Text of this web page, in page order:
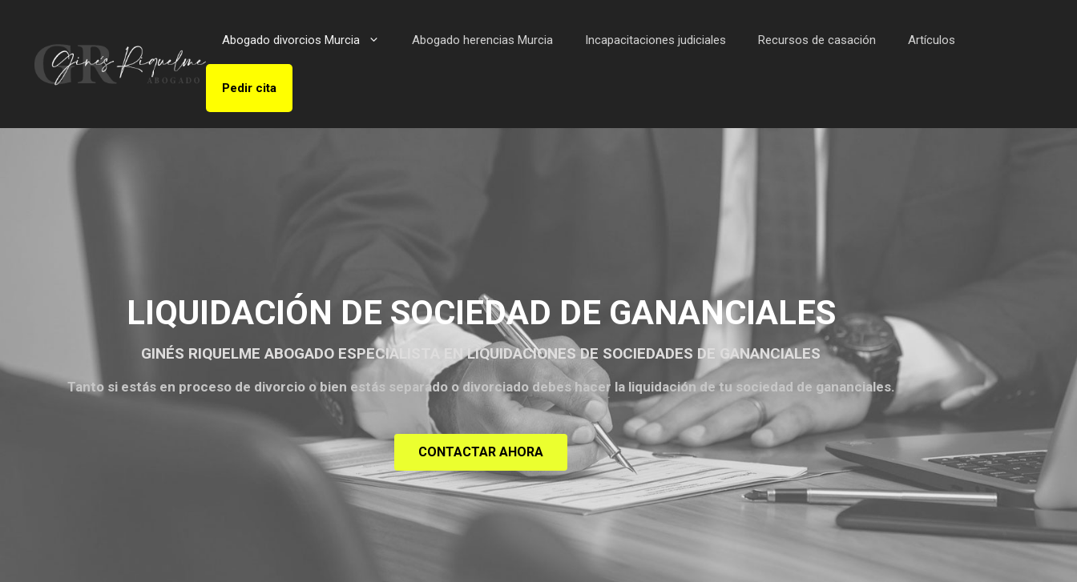
Abogado divorcios Murcia Abogado herencias Murcia Incapacitaciones judiciales Recursos de casación Artículos
Pedir cita
LIQUIDACIÓN DE SOCIEDAD DE GANANCIALES
GINÉS RIQUELME ABOGADO ESPECIALISTA EN LIQUIDACIONES DE SOCIEDADES DE GANANCIALES
Tanto si estás en proceso de divorcio o bien estás separado o divorciado debes hacer la liquidación de tu sociedad de gananciales.
CONTACTAR AHORA